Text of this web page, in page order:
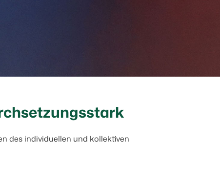
des individuellen und kollektiven